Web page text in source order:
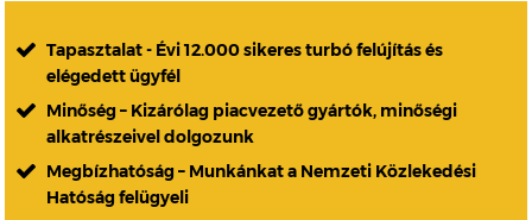
Tapasztalat - Évi 12.000 sikeres turbó felújítás és
elégedett ügyfél
Minőség – Kizárólag piacvezető gyártók, minőségi
alkatrészeivel dolgozunk
Megbízhatóság – Munkánkat a Nemzeti Közlekedési
Hatóság felügyeli